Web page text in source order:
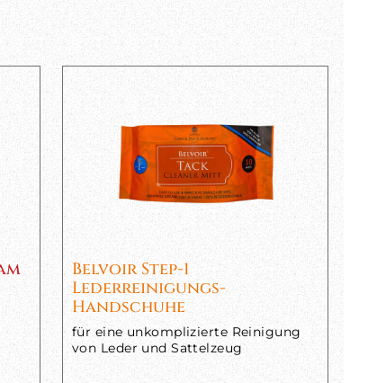
Belvoir Step-1
Lederreinigungs-
Handschuhe
für eine unkomplizierte Reinigung
von Leder und Sattelzeug